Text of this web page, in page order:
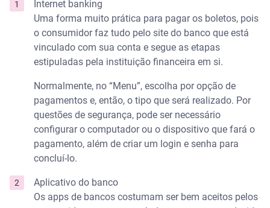
Internet banking
Uma forma muito prática para pagar os boletos, pois
o consumidor faz tudo pelo site do banco que está
vinculado com sua conta e segue as etapas
estipuladas pela instituição financeira em si.
Normalmente, no “Menu”, escolha por opção de
pagamentos e, então, o tipo que será realizado. Por
questões de segurança, pode ser necessário
configurar o computador ou o dispositivo que fará o
pagamento, além de criar um login e senha para
concluí-lo.
Aplicativo do banco
Os apps de bancos costumam ser bem aceitos pelos